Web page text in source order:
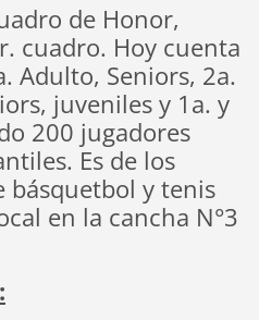
de Honor,
cuadro. Hoy cuenta
Adulto, Seniors, 2a.
juveniles y 1a. y
200 jugadores
Es de los
básquetbol y tenis
en la cancha N°3